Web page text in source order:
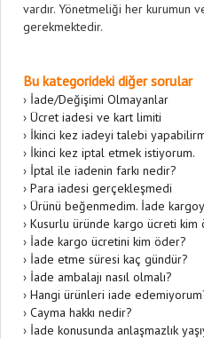
vardır. Yönetmeliği her kurumun
gerekmektedir.
Bu kategorideki diğer sorular
› İade/Değişimi Olmayanlar
› Ücret iadesi ve kart limiti
› İkinci kez iadeyi talebi
› İkinci kez iptal etmek istiyorum.
› İptal ile iadenin farkı nedir?
› Para iadesi gerçekleşmedi
› Ürünü beğenmedim. İade
› Kusurlu üründe kargo ücreti kim
› İade kargo ücretini kim öder?
› İade etme süresi kaç gündür?
› İade ambalajı nasıl olmalı?
› Hangi ürünleri iade
› Cayma hakkı nedir?
› İade konusunda anlaşmazlık